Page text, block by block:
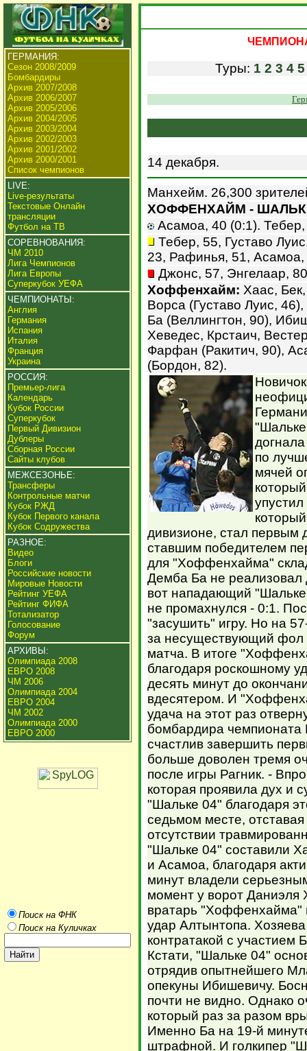
ГЕРМАНИЯ:
Сезон 2008/2009
Бомбардиры
Архив 2007/2008
Архив 2006/2007
Архив 2005/2006
Архив 2004/2005
Архив 2003/2004
Архив 2002/2003
Архив 2001/2002
Архив 2000/2001
Список чемпионов
LIVE:
Live-результаты
Текстовые Онлайн
трансляции
Футбол на ТВ
СОРЕВНОВАНИЯ:
ЧМ 2010
Лига Чемпионов
Лига Европы
Суперкубок УЕФА
ЧЕМПИОНАТЫ:
Англия
Германия
Испания
Италия
Франция
Украина
РОССИЯ:
Премьер-лига
Календарь
Кубок России
Суперкубок
Первый Дивизион
Дублеры
Сборная России
Сайты клубов
МЕЖСЕЗОНЬЕ:
Трансферы
Контрольные матчи
Кубок РЖД
Кубок Первого канала
Кубок Содружества
РАЗНОЕ:
Видео
Блоги
Российские новости
Мировые Новости
Рейтинг УЕФА
Рейтинг ФИФА
Тотализатор
Голосование
Форум
АРХИВЫ:
Олимпиада 2008
ЕВРО 2008
ЧМ 2006
Олимпиада 2004
ЕВРО 2004
ЧМ 2002
Олимпиада 2000
ЕВРО 2000
Поиск на ФНК
Поиск на Куличках
Туры: 1 2 3 4 5
14 декабря.
Манхейм. 26,300
ХОФФЕНХАЙМ -
Асамоа, 40 (0:1).
Тебер, 55, Густаво
23, Рафинья, 51,
Джонс, 57, Энгелаар,
Хоффенхайм: Хаас,
Ворса (Густаво Луис,
Ба (Веллингтон, 90),
Хеведес, Крстаич,
Фарфан (Ракитич, 90),
(Бордон, 82).
по
мячей
дивизионе, стал первым
ставшим победителем
для "Хоффенхайма"
Демба Ба не реализовал
вот нападающий
не промахнулся - 0:1.
"засушить" игру. Но на
за несуществующий
матча. В итоге
благодаря роскошному
десять минут до
вдесятером. И
удача на этот раз
бомбардира
счастлив завершить
больше доволен тремя
после игры Рагник. -
которая проявила дух и
"Шальке 04" благодаря
седьмом месте,
отсутствии
"Шальке 04" составили
и Асамоа, благодаря
минут владели
момент у ворот Даниэля
вратарь "Хоффенхайма"
удар Алтынтопа.
контратакой с участием
Кстати, "Шальке 04"
отрядив опытнейшего
опекуны Ибишевичу.
почти не видно. Однако
который раз за разом
Именно Ба на 19-й
штрафной. И голкипер